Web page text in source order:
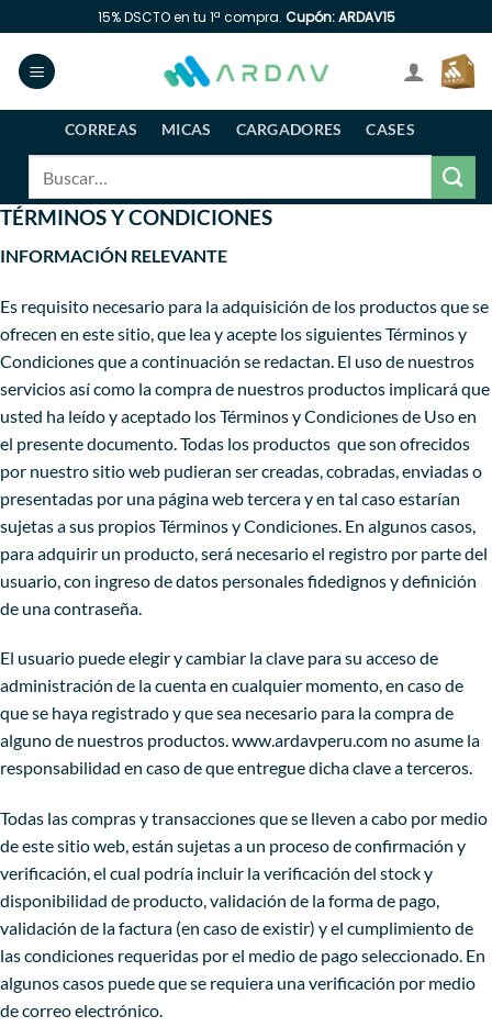
al
contenido
15% DSCTO en tu 1ª compra. Cupón: ARDAV15
CORREAS MICAS CARGADORES
CASES
TÉRMINOS Y CONDICIONES
INFORMACIÓN RELEVANTE
Es requisito necesario para la adquisición de los productos que se
ofrecen en este sitio, que lea y acepte los siguientes Términos y
Condiciones que a continuación se redactan. El uso de nuestros
servicios así como la compra de nuestros productos implicará que
usted ha leído y aceptado los Términos y Condiciones de Uso en
el presente documento. Todas los productos que son ofrecidos
por nuestro sitio web pudieran ser creadas, cobradas, enviadas o
presentadas por una página web tercera y en tal caso estarían
sujetas a sus propios Términos y Condiciones. En algunos casos,
para adquirir un producto, será necesario el registro por parte del
usuario, con ingreso de datos personales fidedignos y definición
de una contraseña.
El usuario puede elegir y cambiar la clave para su acceso de
administración de la cuenta en cualquier momento, en caso de
que se haya registrado y que sea necesario para la compra de
alguno de nuestros productos. www.ardavperu.com no asume la
responsabilidad en caso de que entregue dicha clave a terceros.
Todas las compras y transacciones que se lleven a cabo por medio
de este sitio web, están sujetas a un proceso de confirmación y
verificación, el cual podría incluir la verificación del stock y
disponibilidad de producto, validación de la forma de pago,
validación de la factura (en caso de existir) y el cumplimiento de
las condiciones requeridas por el medio de pago seleccionado. En
algunos casos puede que se requiera una verificación por medio
de correo electrónico.